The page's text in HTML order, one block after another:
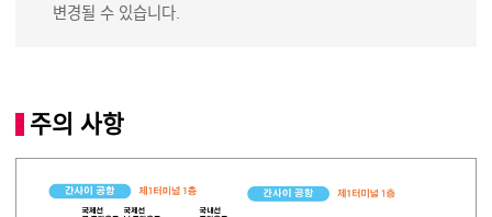
변경될 수 있습니다.
주의 사항